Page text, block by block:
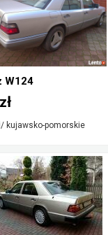
W124
kujawsko-pomorskie